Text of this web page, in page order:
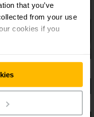
that you’ve
from your use
cookies if you